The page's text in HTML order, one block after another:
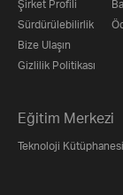
Şirket Profili
Sürdürülebilirlik
Bize Ulaşın
Gizlilik Politikası
Eğitim Merkezi
Teknoloji Kütüphanesi